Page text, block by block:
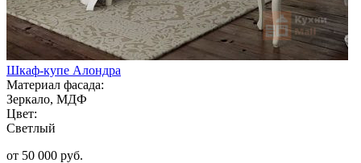
Шкаф-купе Алондра
Материал фасада:
Зеркало, МДФ
Цвет:
Светлый
от 50 000 руб.